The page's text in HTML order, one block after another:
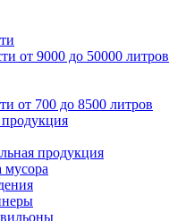
от 9000 до 50000 литров
от 700 до 8500 литров
продукция
мусора